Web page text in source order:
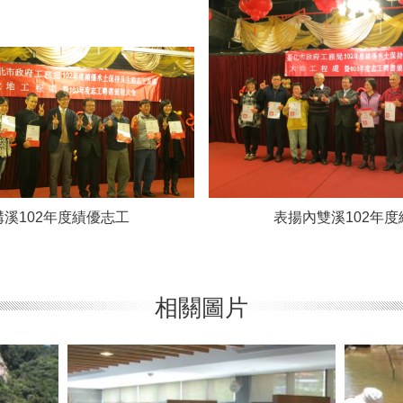
溝溪102年度績優志工 表揚內雙溪102年度績
相關圖片